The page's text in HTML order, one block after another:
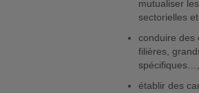
mutualiser
sectorielles
conduire des
filières,
spécifiques…,
établir des